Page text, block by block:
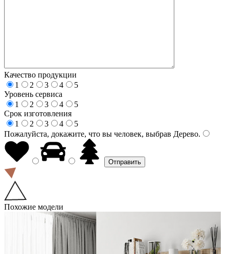
Качество продукции
1
2 3 4
5
Уровень сервиса
1
2 3 4
5
Срок изготовления
1
2 3 4
5
Пожалуйста, докажите, что вы человек, выбрав Дерево.
Похожие модели